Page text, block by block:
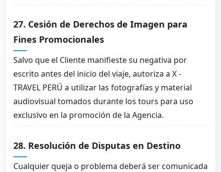
27. Cesión de Derechos de Imagen para
Fines Promocionales
Salvo que el Cliente manifieste su negativa por
escrito antes del inicio del viaje, autoriza a X -
TRAVEL PERÚ a utilizar las fotografías y material
audiovisual tomados durante los tours para uso
exclusivo en la promoción de la Agencia.
28. Resolución de Disputas en Destino
Cualquier queja o problema deberá ser comunicada